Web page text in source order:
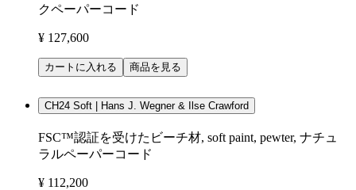
クペーパーコード
¥ 127,600
カートに入れる 商品を見る
CH24 Soft | Hans J. Wegner & Ilse Crawford
FSC™認証を受けたビーチ材, soft paint, pewter, ナチュ
ラルペーパーコード
¥ 112,200